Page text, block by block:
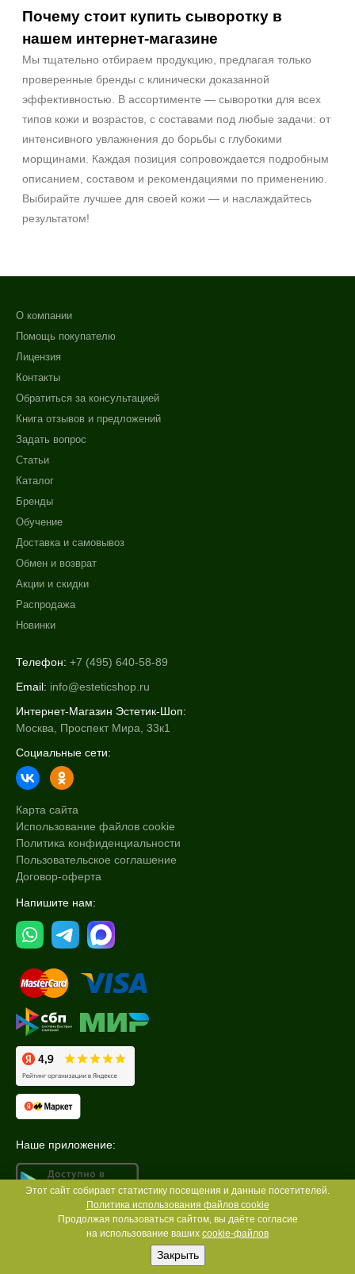
Почему стоит купить сыворотку в
нашем интернет‑магазине
Мы тщательно отбираем продукцию, предлагая только
проверенные бренды с клинически доказанной
эффективностью. В ассортименте — сыворотки для всех
типов кожи и возрастов, с составами под любые задачи: от
интенсивного увлажнения до борьбы с глубокими
морщинами. Каждая позиция сопровождается подробным
описанием, составом и рекомендациями по применению.
Выбирайте лучшее для своей кожи — и наслаждайтесь
результатом!
О компании
Помощь покупателю
Лицензия
Контакты
Обратиться за консультацией
Книга отзывов и предложений
Задать вопрос
Статьи
Каталог
Бренды
Обучение
Доставка и самовывоз
Обмен и возврат
Акции и скидки
Распродажа
Новинки
Телефон: +7 (495) 640-58-89
Email: info@esteticshop.ru
Интернет-Магазин Эстетик-Шоп:
Москва, Проспект Мира, 33к1
Социальные сети:
Карта сайта
Использование файлов cookie
Политика конфиденциальности
Пользовательское соглашение
Договор-оферта
Напишите нам:
Наше приложение:
Этот сайт собирает статистику посещения и данные посетителей.
Политика использования файлов cookie
Продолжая пользоваться сайтом, вы даёте согласие
на использование ваших cookie-файлов
Закрыть